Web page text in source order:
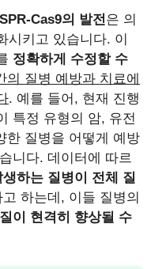
Cas9의 발전 은 의
시키고 있습니다. 이
정확하게 수정할 수
의 질병 예방과 치료에
. 예를 들어, 현재 진행
특정 유형의 암, 유전
한 질병을 어떻게 예방
니다. 데이터에 따르
하는 질병이 전체 질
고 하는데, 이들 질병의
이 현격히 향상될 수